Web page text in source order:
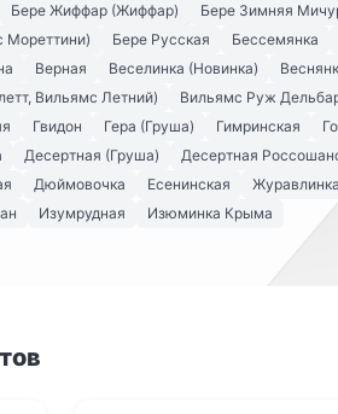
Бере Жиффар (Жиффар) Бере Зимняя
Мореттини) Бере Русская Бессемянка
Верная Веселинка (Новинка)
Вильямс Летний)
Вильямс Руж
Гвидон Гера (Груша) Гимринская
Десертная (Груша) Десертная
Дюймовочка Есенинская Журавлинка
Изумрудная Изюминка Крыма